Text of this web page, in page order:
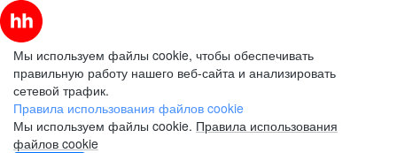
Мы используем файлы cookie, чтобы обеспечивать
правильную работу нашего веб-сайта и анализировать
сетевой трафик.
Правила использования файлов cookie
Мы используем файлы cookie. Правила использования
файлов cookie